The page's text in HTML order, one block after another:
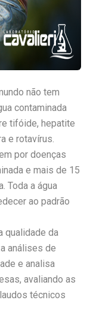
não tem
contaminada
tifóide, hepatite
e rotavírus.
por doenças
e mais de 15
Toda a água
ao padrão
qualidade da
análises de
e analisa
avaliando as
técnicos